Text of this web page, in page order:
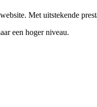
Met uitstekende
een hoger niveau.